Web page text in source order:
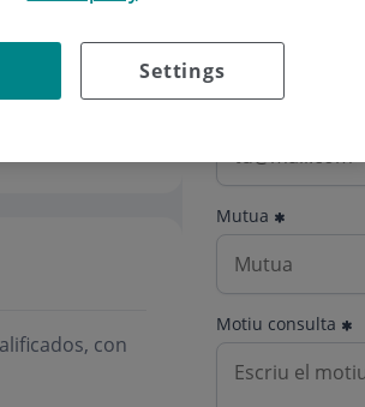
con
Email
Mutua
Motiu consulta
Settings